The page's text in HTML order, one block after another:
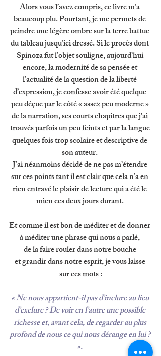
Alors vous l’avez compris, ce livre m’a
beaucoup plu. Pourtant, je me permets de
peindre une légère ombre sur la terre battue
du tableau jusqu’ici dressé. Si le procès dont
Spinoza fut l’objet souligne, aujourd’hui
encore, la modernité de sa pensée et
l’actualité de la question de la liberté
d’expression, je confesse avoir été quelque
peu déçue par le côté « assez peu moderne »
de la narration, ses courts chapitres que j'ai
trouvés parfois un peu feints et par la langue
quelques fois trop scolaire et descriptive de
son auteur.
J’ai néanmoins décidé de ne pas m’étendre
sur ces points tant il est clair que cela n’a en
rien entravé le plaisir de lecture qui a été le
mien ces deux jours durant.
Et comme il est bon de méditer et de donner
à méditer une phrase qui nous a parlé,
de la faire rouler dans notre bouche
et grandir dans notre esprit, je vous laisse
sur ces mots :
« Ne nous appartient-il pas d’inclure au lieu
d’exclure ? De voir en l’autre une possible
richesse et, avant cela, de regarder au plus
profond de nous ce qui nous dérange en lui ?
».